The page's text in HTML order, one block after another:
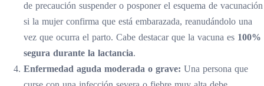
de precaución suspender o posponer el esquema de vacunación
si la mujer confirma que está embarazada, reanudándolo una
vez que ocurra el parto. Cabe destacar que la vacuna es 100%
segura durante la lactancia.
Enfermedad aguda moderada o grave: Una persona que